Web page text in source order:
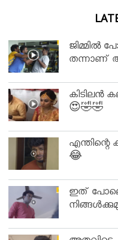
ജിമ്മിൽ
തന്നാണ്
കിടിലൻ
😍🤣🤣
😂
ഇത്